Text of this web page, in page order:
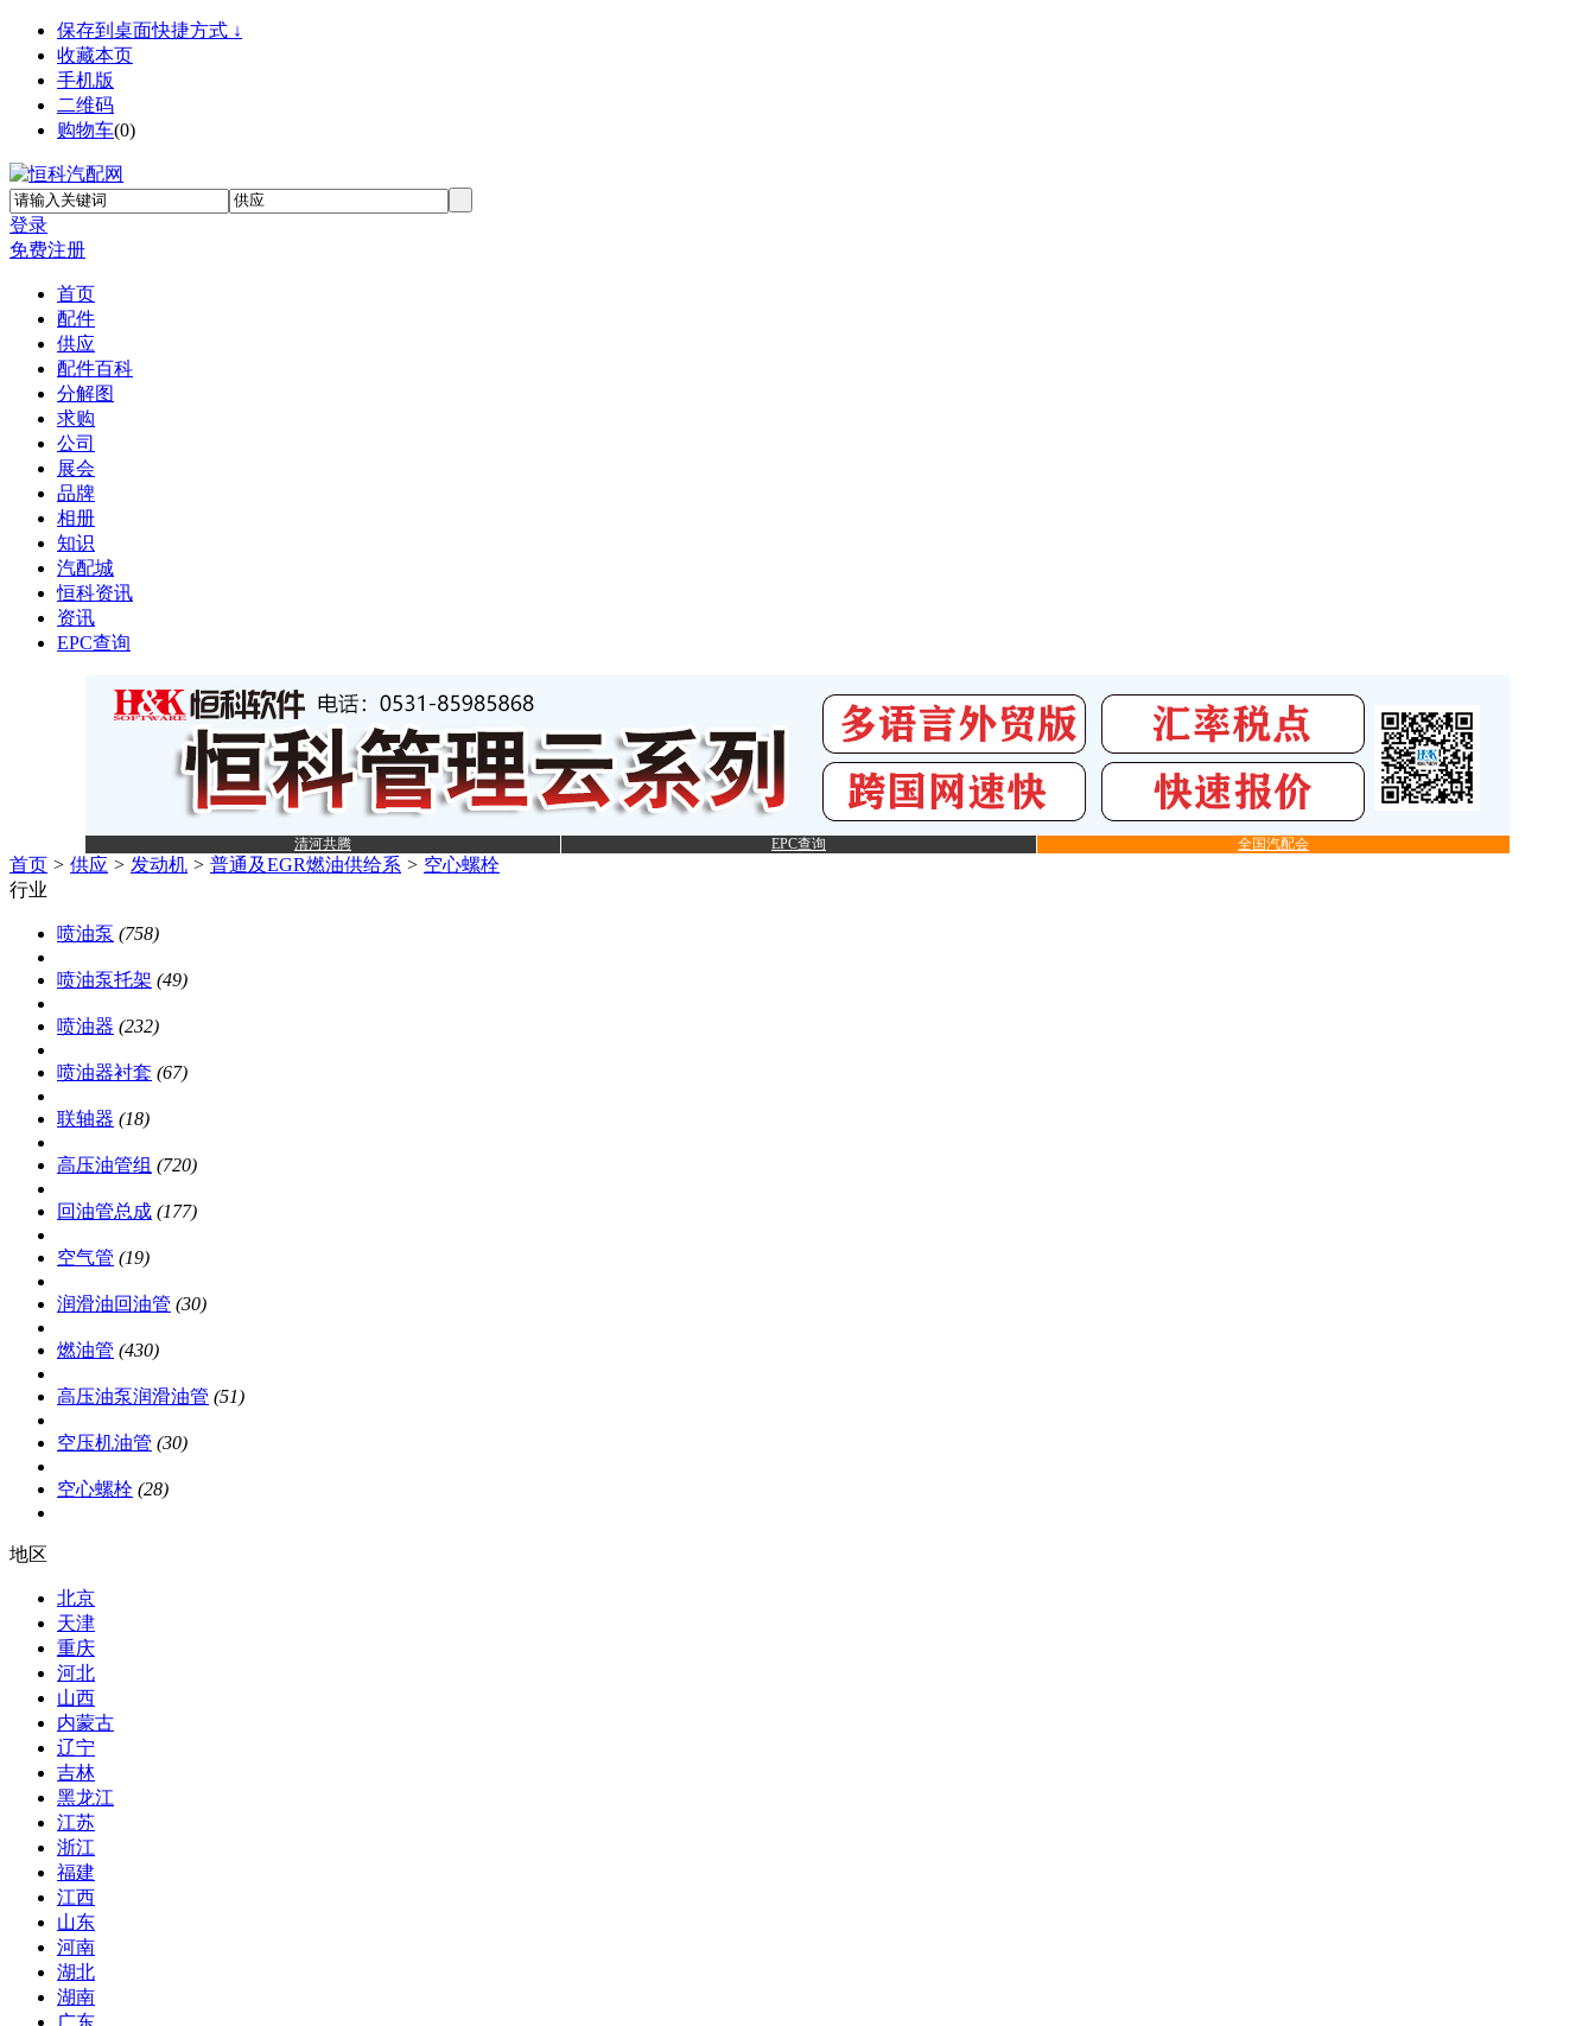
保存到桌面快捷方式 ↓
收藏本页
手机版
二维码
购物车(0)
登录
免费注册
首页
配件
供应
配件百科
分解图
求购
公司
展会
品牌
相册
知识
汽配城
恒科资讯
资讯
EPC查询
清河共腾 EPC查询 全国汽配会
首页 > 供应 > 发动机 > 普通及EGR燃油供给系 > 空心螺栓
行业
喷油泵 (758)
喷油泵托架 (49)
喷油器 (232)
喷油器衬套 (67)
联轴器 (18)
高压油管组 (720)
回油管总成 (177)
空气管 (19)
润滑油回油管 (30)
燃油管 (430)
高压油泵润滑油管 (51)
空压机油管 (30)
空心螺栓 (28)
地区
北京
天津
重庆
河北
山西
内蒙古
辽宁
吉林
黑龙江
江苏
浙江
福建
江西
山东
河南
湖北
湖南
广东